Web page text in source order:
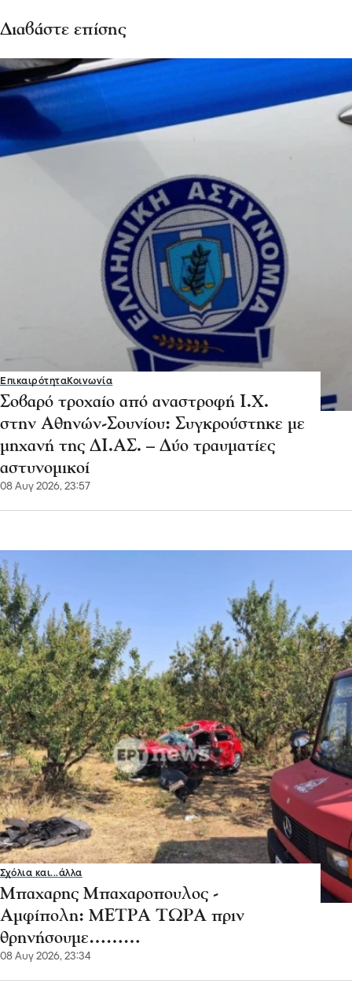
Διαβάστε επίσης
ΕπικαιρότηταΚοινωνία
Σοβαρό τροχαίο από αναστροφή Ι.Χ.
στην Αθηνών-Σουνίου: Συγκρούστηκε με
μηχανή της ΔΙ.ΑΣ. – Δύο τραυματίες
αστυνομικοί
08 Αυγ 2026, 23:57
Σχόλια και...άλλα
Μπαχαρης Μπαχαροπουλος -
Αμφίπολη: ΜΕΤΡΑ ΤΩΡΑ πριν
θρηνήσουμε………
08 Αυγ 2026, 23:34